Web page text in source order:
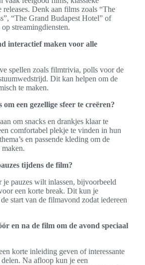
Denk aan films zoals “The
“The Grand Budapest Hotel” of
streamingdiensten.
interactief maken voor alle
spellen zoals filmtrivia, polls voor de
Dit kan helpen om de
te maken.
een gezellige sfeer te creëren?
om snacks en drankjes klaar te
comfortabel plekje te vinden in hun
en passende kleding om de
tijdens de film?
je pauzes wilt inlassen, bijvoorbeeld
een korte break. Dit kun je
start van de filmavond zodat iedereen
en na de film om de avond speciaal
korte inleiding geven of interessante
Na afloop kun je een